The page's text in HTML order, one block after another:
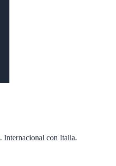
. Internacional con Italia.